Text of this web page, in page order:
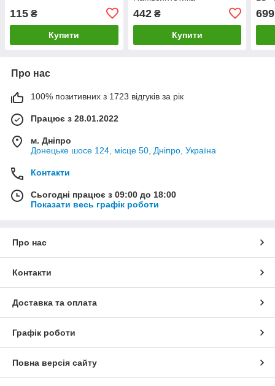
115 ₴
Купити
442₴
Купити
699
Про нас
100% позитивних з 1723 відгуків за рік
Працює з 28.01.2022
м. Дніпро
Донецьке шосе 124, місце 50, Дніпро, Україна
Контакти
Сьогодні працює з 09:00 до 18:00
Показати весь графік роботи
Про нас
Контакти
Доставка та оплата
Графік роботи
Повна версія сайту